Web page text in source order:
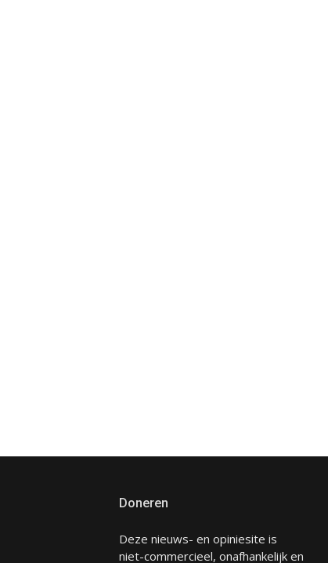
Doneren
Deze nieuws- en opiniesite is
niet-commercieel, onafhankelijk en